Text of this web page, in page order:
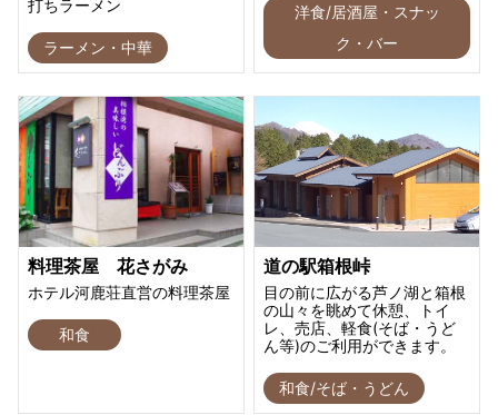
打ちラーメン
ラーメン・中華
洋食/居酒屋・スナッ
ク・バー
料理茶屋 花さがみ
ホテル河鹿荘直営の料理茶屋
和食
道の駅箱根峠
目の前に広がる芦ノ湖と箱根
の山々を眺めて休憩、トイ
レ、売店、軽食(そば・うど
ん等)のご利用ができます。
和食/そば・うどん